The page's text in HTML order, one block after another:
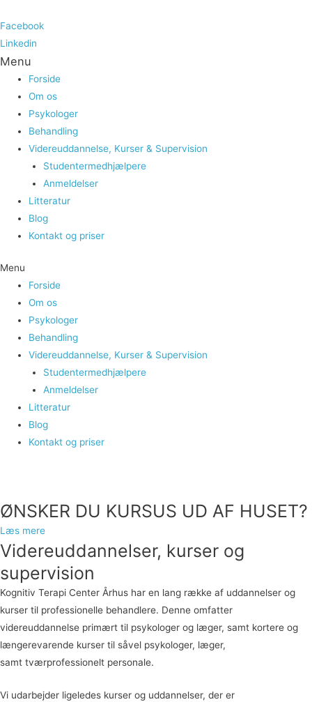
Facebook
Linkedin
Menu
Forside
Om os
Psykologer
Behandling
Videreuddannelse, Kurser & Supervision
Studentermedhjælpere
Anmeldelser
Litteratur
Blog
Kontakt og priser
Menu
Forside
Om os
Psykologer
Behandling
Videreuddannelse, Kurser & Supervision
Studentermedhjælpere
Anmeldelser
Litteratur
Blog
Kontakt og priser
ØNSKER DU KURSUS UD AF HUSET?
Læs mere
Videreuddannelser, kurser og
supervision
Kognitiv Terapi Center Århus har en lang række af uddannelser og
kurser til professionelle behandlere. Denne omfatter
videreuddannelse primært til psykologer og læger, samt kortere og
længerevarende kurser til såvel psykologer, læger,
samt tværprofessionelt personale.
Vi udarbejder ligeledes kurser og uddannelser, der er